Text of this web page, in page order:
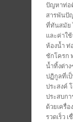
ปัญหาท่อ
สารพันปั
ที่ทันสมัย
และค่าใ
ห้องน้ำ ท่
ชักโครก
น้ำทิ้งต่า
ปฏิกูลที่เ
ประสงค์
ประสบก
ด้วยเครื่
รวดเร็ว เ